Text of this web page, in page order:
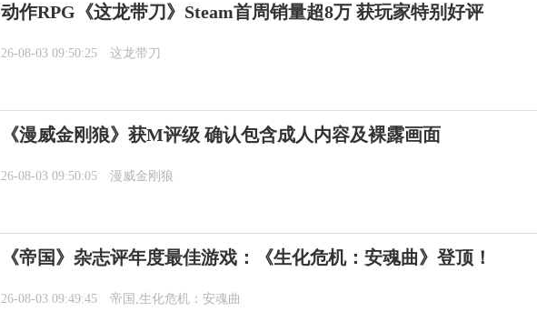
动作RPG《这龙带刀》Steam首周销量超8万 获玩家特别好评
26-08-03 09:50:25 这龙带刀
《漫威金刚狼》获M评级 确认包含成人内容及裸露画面
26-08-03 09:50:05 漫威金刚狼
《帝国》杂志评年度最佳游戏：《生化危机：安魂曲》登顶！
26-08-03 09:49:45 帝国,生化危机：安魂曲